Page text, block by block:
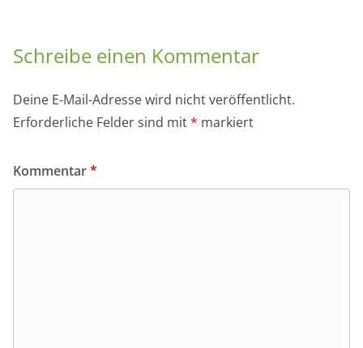
Schreibe einen Kommentar
Deine E-Mail-Adresse wird nicht veröffentlicht.
Erforderliche Felder sind mit* markiert
Kommentar*